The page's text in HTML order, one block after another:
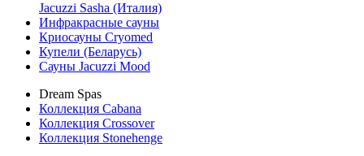
Jacuzzi Sasha (Италия)
Инфракрасные сауны
Криосауны Cryomed
Купели (Беларусь)
Сауны Jacuzzi Mood
Dream Spas
Коллекция Cabana
Коллекция Crossover
Коллекция Stonehenge